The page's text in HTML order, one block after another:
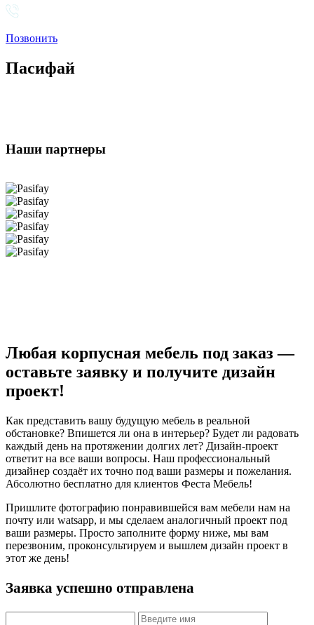
Позвонить
Пасифай
Наши партнеры
Любая корпусная мебель под заказ —
оставьте заявку и получите дизайн
проект!
Как представить вашу будущую мебель в реальной
обстановке? Впишется ли она в интерьер? Будет ли радовать
каждый день на протяжении долгих лет? Дизайн-проект
ответит на все ваши вопросы. Наш профессиональный
дизайнер создаёт их точно под ваши размеры и пожелания.
Абсолютно бесплатно для клиентов Феста Мебель!
Пришлите фотографию понравившейся вам мебели нам на
почту или watsapp, и мы сделаем аналогичный проект под
ваши размеры. Просто заполните форму ниже, мы вам
перезвоним, проконсультируем и вышлем дизайн проект в
этот же день!
Заявка успешно отправлена